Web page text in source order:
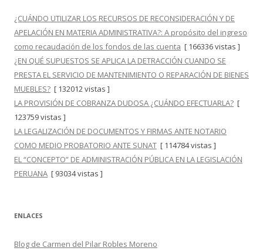
¿CUÁNDO UTILIZAR LOS RECURSOS DE RECONSIDERACIÓN Y DE
APELACIÓN EN MATERIA ADMINISTRATIVA?: A propósito del ingreso
como recaudación de los fondos de las cuenta [ 166336 vistas ]
¿EN QUÉ SUPUESTOS SE APLICA LA DETRACCIÓN CUANDO SE
PRESTA EL SERVICIO DE MANTENIMIENTO O REPARACIÓN DE BIENES
MUEBLES? [ 132012 vistas ]
LA PROVISIÓN DE COBRANZA DUDOSA ¿CUÁNDO EFECTUARLA? [
123759 vistas ]
LA LEGALIZACIÓN DE DOCUMENTOS Y FIRMAS ANTE NOTARIO
COMO MEDIO PROBATORIO ANTE SUNAT [ 114784 vistas ]
EL “CONCEPTO” DE ADMINISTRACIÓN PÚBLICA EN LA LEGISLACIÓN
PERUANA [ 93034 vistas ]
ENLACES
Blog de Carmen del Pilar Robles Moreno